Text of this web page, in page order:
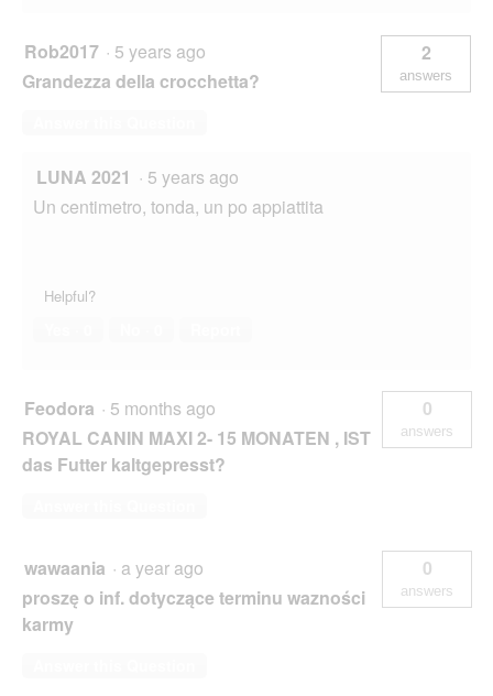
Rob2017 · 5 years ago
Grandezza della crocchetta?
2
answers
LUNA 2021 · 5 years ago
Un centimetro, tonda, un po appiattita
Helpful?
Feodora · 5 months ago
ROYAL CANIN MAXI 2- 15 MONATEN , IST
das Futter kaltgepresst?
0
answers
wawaania · a year ago
proszę o inf. dotyczące terminu wazności
karmy
0
answers